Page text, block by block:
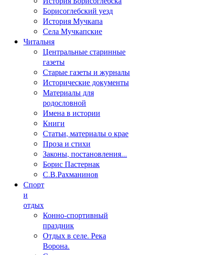
Борисоглебский уезд
История Мучкапа
Села Мучкапские
Читальня
Центральные старинные
газеты
Старые газеты и журналы
Исторические документы
Материалы для
родословной
Имена в истории
Книги
Статьи, материалы о крае
Проза и стихи
Законы, постановления...
Борис Пастернак
С.В.Рахманинов
Спорт
и
отдых
Конно-спортивный
праздник
Отдых в селе. Река
Ворона.